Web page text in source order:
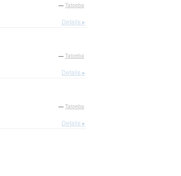
— Tatoeba
Details ▸
— Tatoeba
Details ▸
— Tatoeba
Details ▸